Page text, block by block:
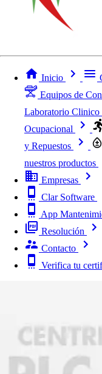
Inicio
Equipos de
Laboratorio Clinico
Ocupacional
y Repuestos
nuestros productos
Empresas
Clar Software
App
Resolución
Contacto
Verifica tu